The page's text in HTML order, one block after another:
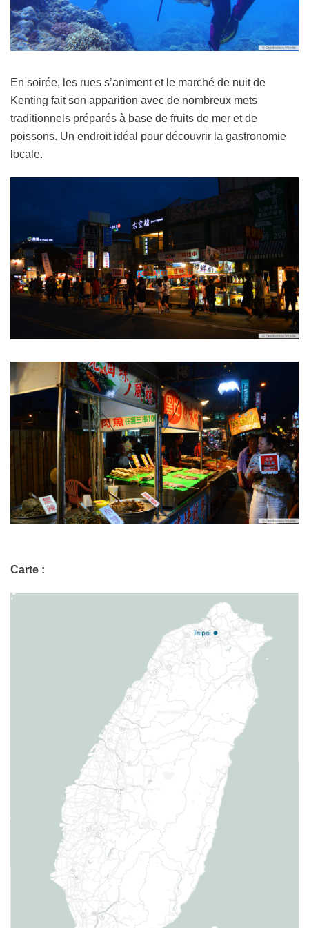
En soirée, les rues s’animent et le marché de nuit de
Kenting fait son apparition avec de nombreux mets
traditionnels préparés à base de fruits de mer et de
poissons. Un endroit idéal pour découvrir la gastronomie
locale.
Carte :